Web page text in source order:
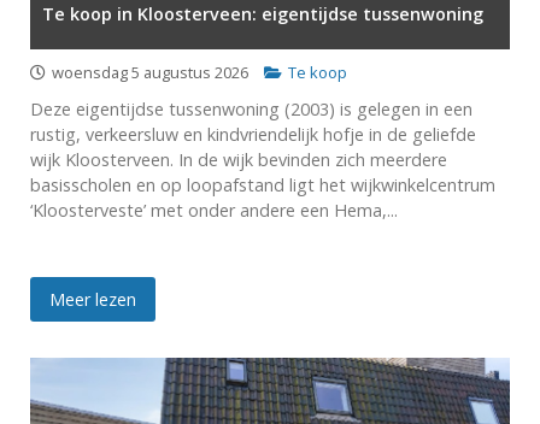
Te koop in Kloosterveen: eigentijdse tussenwoning
woensdag 5 augustus 2026 Te koop
Deze eigentijdse tussenwoning (2003) is gelegen in een
rustig, verkeersluw en kindvriendelijk hofje in de geliefde
wijk Kloosterveen. In de wijk bevinden zich meerdere
basisscholen en op loopafstand ligt het wijkwinkelcentrum
‘Kloosterveste’ met onder andere een Hema,...
Meer lezen